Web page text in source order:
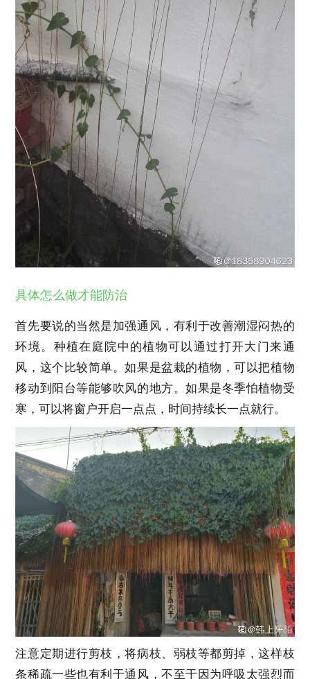
具体怎么做才能防治
首先要说的当然是加强通风，有利于改善潮湿闷热的
环境。种植在庭院中的植物可以通过打开大门来通
风，这个比较简单。如果是盆栽的植物，可以把植物
移动到阳台等能够吹风的地方。如果是冬季怕植物受
寒，可以将窗户开启一点点，时间持续长一点就行。
注意定期进行剪枝，将病枝、弱枝等都剪掉，这样枝
条稀疏一些也有利于通风，不至于因为呼吸太强烈而